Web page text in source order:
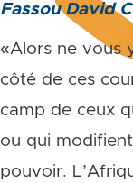
Fassou David
«Alors ne vous
côté de ces
camp de ceux
ou qui
pouvoir.